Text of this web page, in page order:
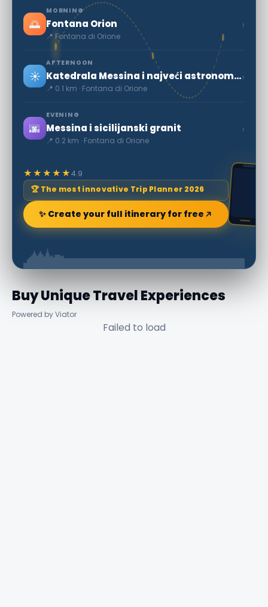
🌅
MORNING
Fontana Orion
📍 Fontana di Orione
›
☀️
AFTERNOON
Katedrala Messina i najveći astronomski mehanički sat na svijetu.
📍 0.1 km · Fontana di Orione
›
🌆
EVENING
Messina i sicilijanski granit
📍 0.2 km · Fontana di Orione
›
★★★★★4.9
🏆 The most innovative Trip Planner 2026
✨ Create your full itinerary for free
Buy Unique Travel Experiences
Powered by Viator
Failed to load